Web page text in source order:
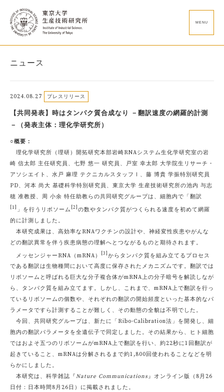
MENU
ニュース
2024.08.27 プレスリリース
【共同発表】時はタンパク質合成なり －翻訳速度の網羅的計測
－（発表主体：理化学研究所）
○概要：
理化学研究所（理研）開拓研究本部岩崎RNAシステム生化学研究室の岩
崎 信太郎 主任研究員、七野 悠一 研究員、戸室 幸太郎 大学院生リサーチ・
アソシエイト、水戸 麻理 テクニカルスタッフⅠ、藤 博貴 学振特別研究員
PD、河本 尚大 基礎科学特別研究員、東京大学 生産技術研究所の池内 与志
穂 准教授、周 小余 特任助教らの共同研究グループは、細胞内で「翻訳
[1] 」を行うリボソーム [2] の数やタンパク質がつくられる速度を初めて網羅
的に計測しました。
本研究成果は、高効率なRNAワクチンの設計や、神経変性疾患やがんな
どの翻訳異常を伴う疾患病態の理解へとつながるものと期待されます。
メッセンジャーRNA（mRNA）
[3] からタンパク質を組み立てるプロセス
である翻訳は生物種間において高度に保存されたメカニズムです。翻訳では
リボソームと呼ばれる巨大な分子複合体がmRNA上の分子暗号を解読しなが
ら、タンパク質を組み立てます。しかし、これまで、mRNA上で翻訳を行っ
ているリボソームの個数や、それぞれの翻訳の開始頻度といった基本的なパ
ラメータですら計測することが難しく、その動態の全貌は不明でした。
今回、共同研究グループは、新たに「Ribo-Calibration法」を開発し、細
胞内の翻訳パラメータを全遺伝子で同定しました。その結果から、ヒト細胞
ではおよそ五つのリボソームがmRNA上で翻訳を行い、約22秒に1回翻訳が
起きていること、mRNAは分解されるまで約1,800回使われることなどを明
らかにしました。
本研究は、科学雑誌『Nature Communications』オンライン版（8月26
日付：日本時間8月26日）に掲載されました。